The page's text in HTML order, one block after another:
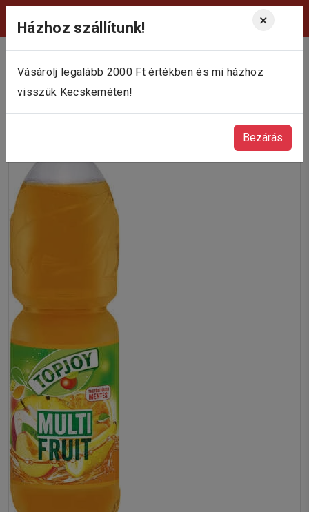
Házhoz szállítunk! ×
Vásárolj legalább 2000 Ft értékben és mi házhoz
visszük Kecskeméten!
Bezárás
Viktória Pékség Kecskemét